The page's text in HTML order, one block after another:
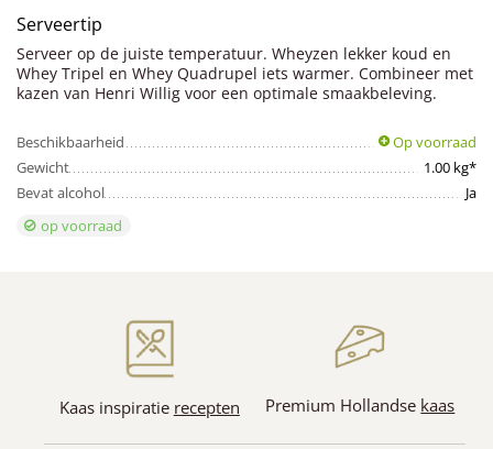
Serveertip
Serveer op de juiste temperatuur. Wheyzen lekker koud en
Whey Tripel en Whey Quadrupel iets warmer. Combineer met
kazen van Henri Willig voor een optimale smaakbeleving.
Beschikbaarheid
Op voorraad
Gewicht
1.00 kg*
Bevat alcohol
Ja
op voorraad
Kaas inspiratie recepten Premium Hollandse kaas